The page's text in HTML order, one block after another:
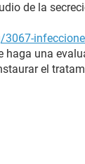
de la
una
el